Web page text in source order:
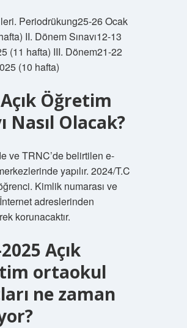
Periodrükung25-26 Ocak
II. Dönem Sınavı12-13
(11 hafta) III. Dönem21-22
(10 hafta)
Öğretim
Nasıl Olacak?
ve TRNC’de belirtilen e-
yapılır. 2024/T.C
Kimlik numarası ve
adreslerinden
korunacaktır.
Açık
ortaokul
ne zaman